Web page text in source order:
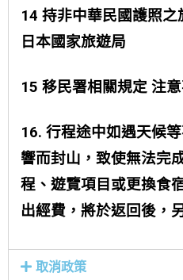
14 持非中華民國護照
日本國家旅遊局
15 移民署相關規定 注
16. 行程途中如遇天候
響而封山，致使無法完
程、遊覽項目或更換食
出經費，將於返回後，
取消政策